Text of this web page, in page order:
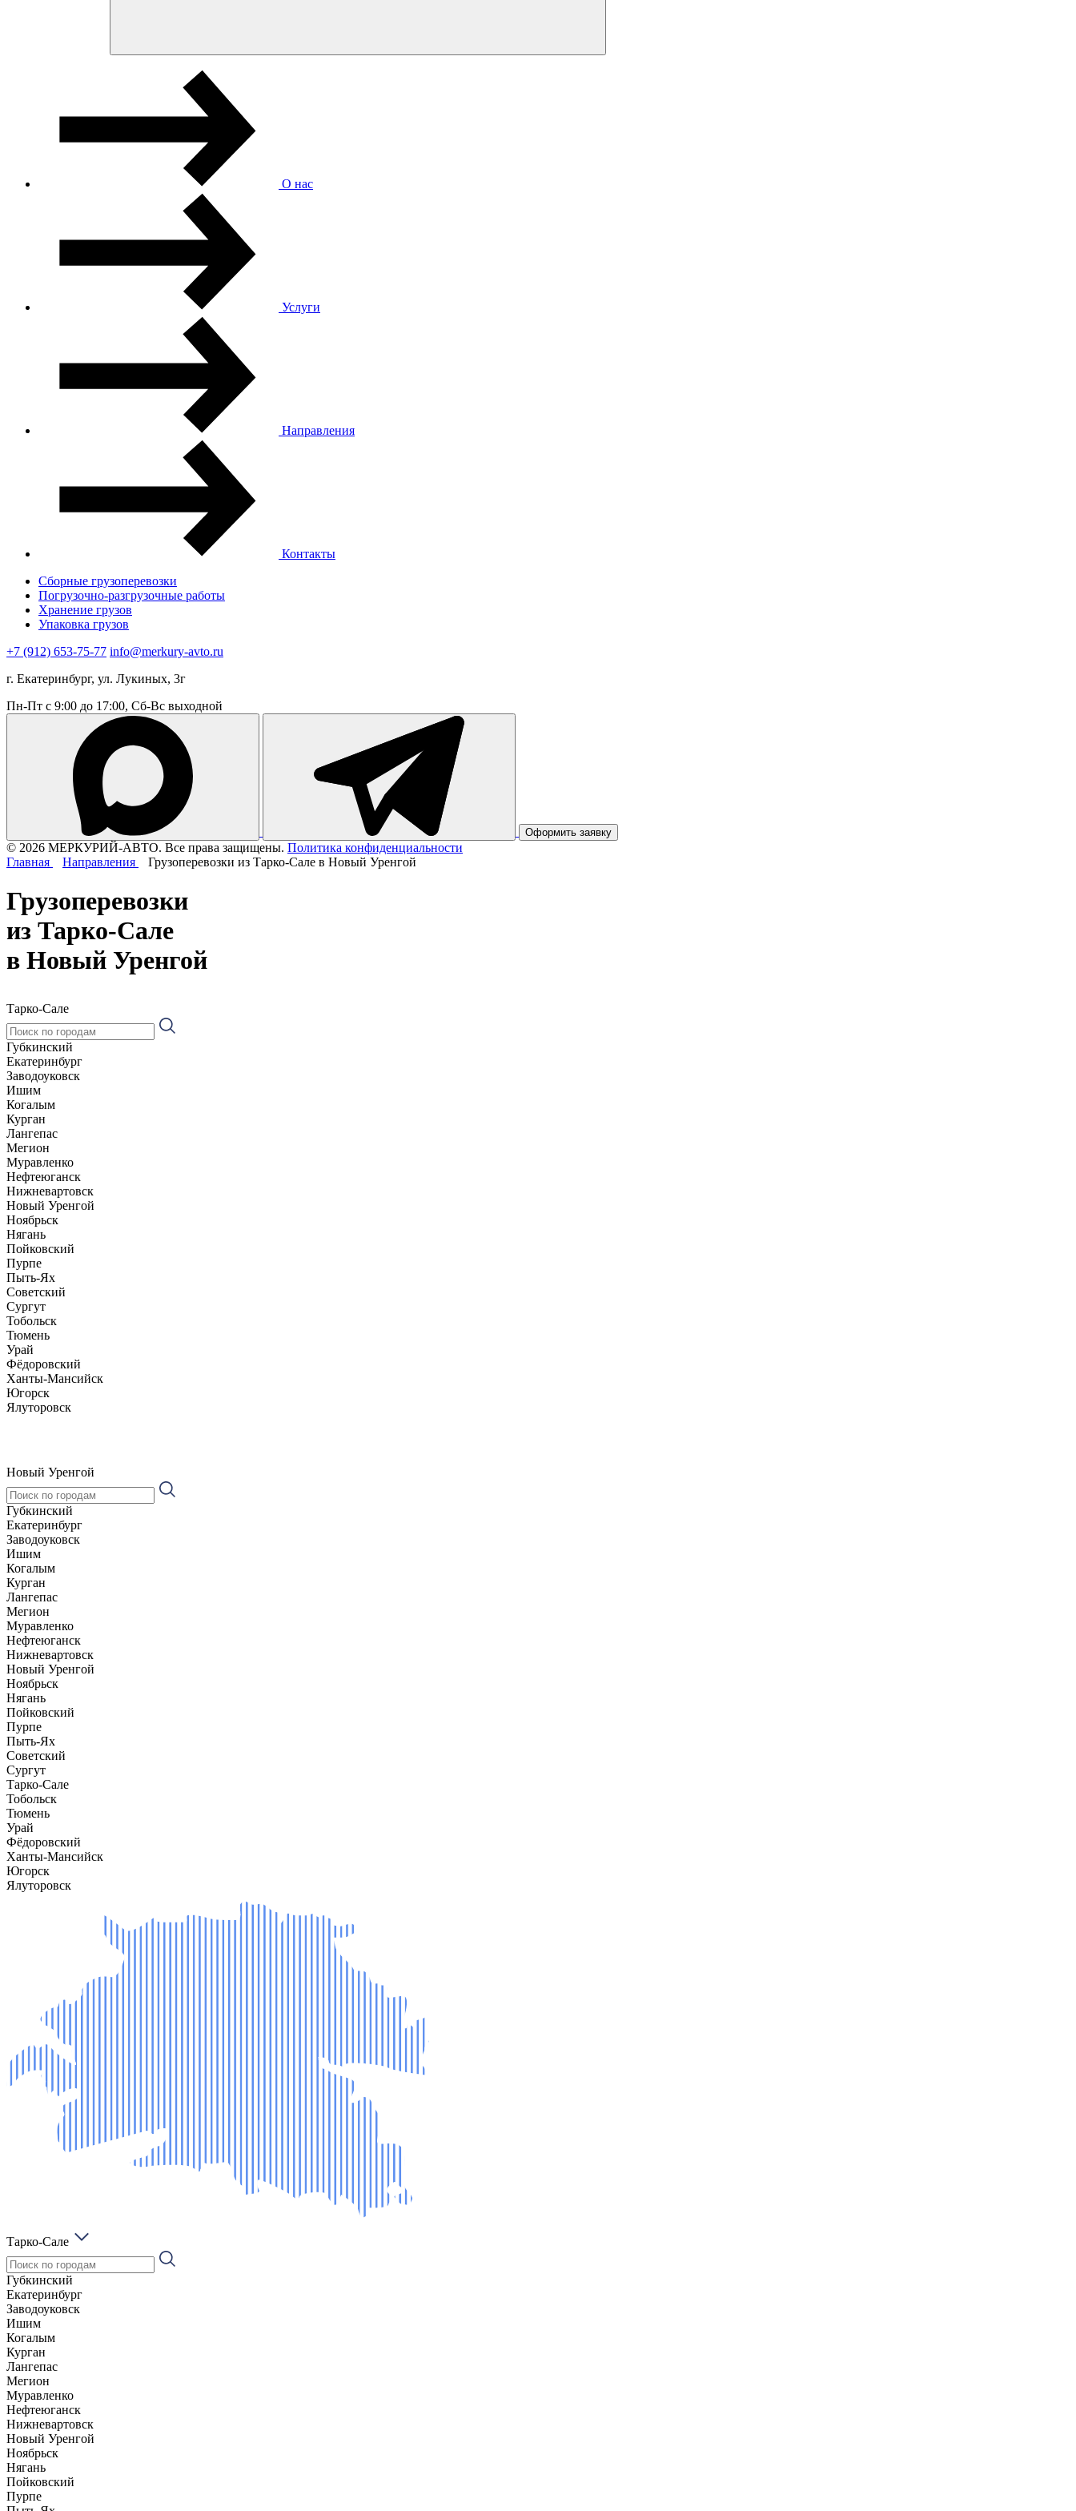
О нас
Услуги
Направления
Контакты
Сборные грузоперевозки
Погрузочно-разгрузочные работы
Хранение грузов
Упаковка грузов
+7 (912) 653-75-77 info@merkury-avto.ru
г. Екатеринбург, ул. Лукиных, 3г
Пн-Пт с 9:00 до 17:00, Сб-Вс выходной
Оформить заявку
© 2026 МЕРКУРИЙ-АВТО. Все права защищены. Политика конфиденциальности
Главная
Направления Грузоперевозки из Тарко-Сале в Новый Уренгой
Грузоперевозки
из Тарко-Сале
в Новый Уренгой
Тарко-Сале
Губкинский
Екатеринбург
Заводоуковск
Ишим
Когалым
Курган
Лангепас
Мегион
Муравленко
Нефтеюганск
Нижневартовск
Новый Уренгой
Ноябрьск
Нягань
Пойковский
Пурпе
Пыть-Ях
Советский
Сургут
Тобольск
Тюмень
Урай
Фёдоровский
Ханты-Мансийск
Югорск
Ялуторовск
Новый Уренгой
Губкинский
Екатеринбург
Заводоуковск
Ишим
Когалым
Курган
Лангепас
Мегион
Муравленко
Нефтеюганск
Нижневартовск
Новый Уренгой
Ноябрьск
Нягань
Пойковский
Пурпе
Пыть-Ях
Советский
Сургут
Тарко-Сале
Тобольск
Тюмень
Урай
Фёдоровский
Ханты-Мансийск
Югорск
Ялуторовск
Тарко-Сале
Губкинский
Екатеринбург
Заводоуковск
Ишим
Когалым
Курган
Лангепас
Мегион
Муравленко
Нефтеюганск
Нижневартовск
Новый Уренгой
Ноябрьск
Нягань
Пойковский
Пурпе